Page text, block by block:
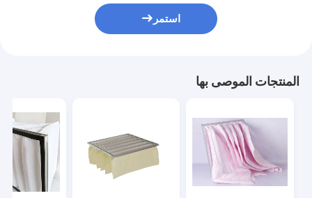
استمر
المنتجات الموصى بها